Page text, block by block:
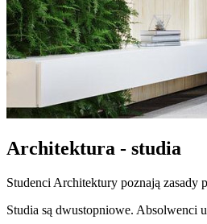
Architektura - studia
Studenci Architektury poznają
Studia są dwustopniowe. Absolwenci